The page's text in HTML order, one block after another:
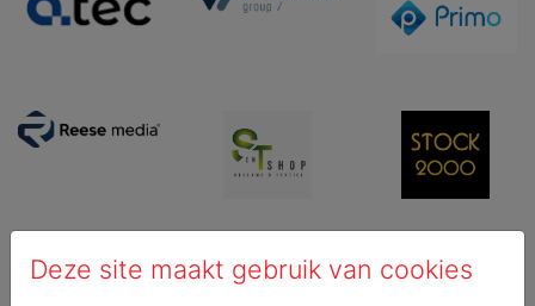
Deze site maakt gebruik van cookies